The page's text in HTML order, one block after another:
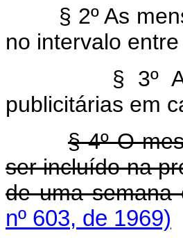
§ 2º As
no intervalo
§ 3º A
publicitárias em
§ 4º O
ser incluído na
de uma semana
nº 603, de 1969)